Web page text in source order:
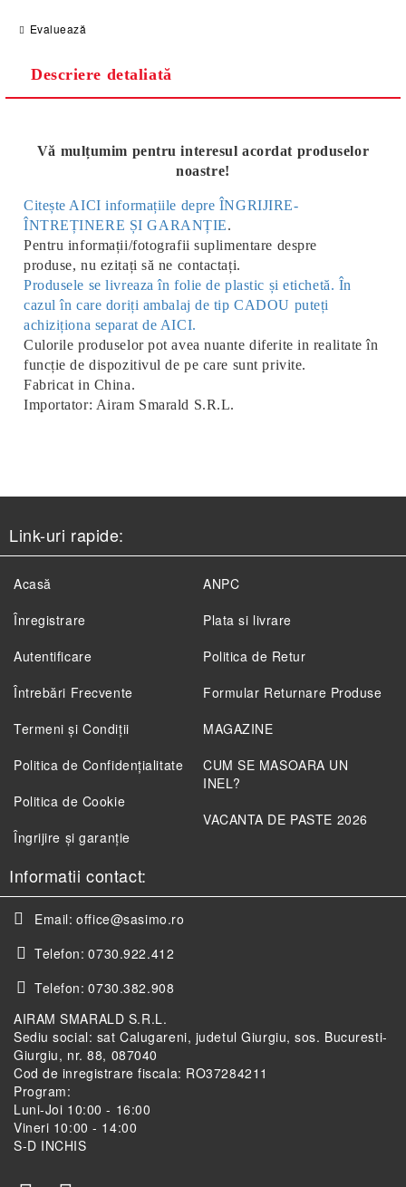
Evaluează
Descriere detaliată
Vă mulțumim pentru interesul acordat produselor
noastre!
Citește AICI informațiile depre ÎNGRIJIRE-
ÎNTREȚINERE ȘI GARANȚIE.
Pentru informații/fotografii suplimentare despre
produse, nu ezitați să ne contactați.
Produsele se livreaza în folie de plastic și etichetă. În
cazul în care doriți ambalaj de tip CADOU puteți
achiziționa separat de AICI.
Culorile produselor pot avea nuante diferite in realitate în
funcție de dispozitivul de pe care sunt privite.
Fabricat in China.
Importator: Airam Smarald S.R.L.
Link-uri rapide:
Acasă
Înregistrare
Autentificare
Întrebări Frecvente
ANPC
Plata si livrare
Politica de Retur
Formular Returnare Produse
Termeni și Condiții
Politica de Confidenţialitate
Politica de Cookie
Îngrijire și garanție
MAGAZINE
CUM SE MASOARA UN
INEL?
VACANTA DE PASTE 2026
Informatii contact:
Email: office@sasimo.ro
Telefon: 0730.922.412
Telefon: 0730.382.908
AIRAM SMARALD S.R.L.
Sediu social: sat Calugareni, judetul Giurgiu, sos. Bucuresti-
Giurgiu, nr. 88, 087040
Cod de inregistrare fiscala: RO37284211
Program:
Luni-Joi 10:00 - 16:00
Vineri 10:00 - 14:00
S-D INCHIS